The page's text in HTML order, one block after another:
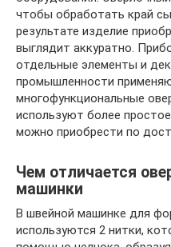
чтобы обработать край
результате изделие
выглядит аккуратно.
отдельные элементы и
промышленности
многофункциональные
используют более
можно приобрести по
Чем отличается
машинки
В швейной машинке для
используются 2 нитки,